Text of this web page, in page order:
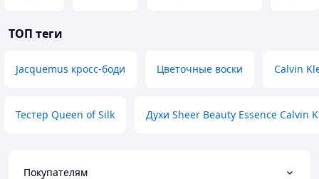
ТОП теги
Jacquemus кросс-боди Цветочные воски Calvin
Тестер Queen of Silk Духи Sheer Beauty Essence Calvin
Покупателям